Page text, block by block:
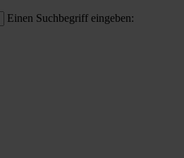
Einen Suchbegriff eingeben: